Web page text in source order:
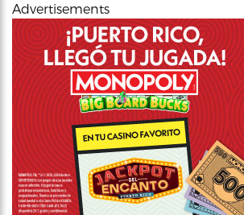
Advertisements